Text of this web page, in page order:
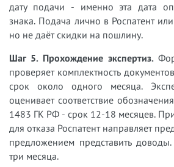
дату подачи - именно эта дата
знака. Подача лично в Роспатент
но не даёт скидки на пошлину.
Шаг 5. Прохождение экспертиз.
проверяет комплектность
срок около одного месяца.
оценивает соответствие
1483 ГК РФ - срок 12-18 месяцев.
для отказа Роспатент направляет
предложением представить
три месяца.